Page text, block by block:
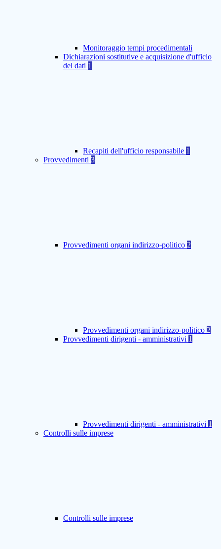
Monitoraggio tempi procedimentali
Dichiarazioni sostitutive e acquisizione d'ufficio
dei dati 1
Recapiti dell'ufficio responsabile 1
Provvedimenti 3
Provvedimenti organi indirizzo-politico 2
Provvedimenti organi indirizzo-politico 2
Provvedimenti dirigenti - amministrativi 1
Provvedimenti dirigenti - amministrativi 1
Controlli sulle imprese
Controlli sulle imprese